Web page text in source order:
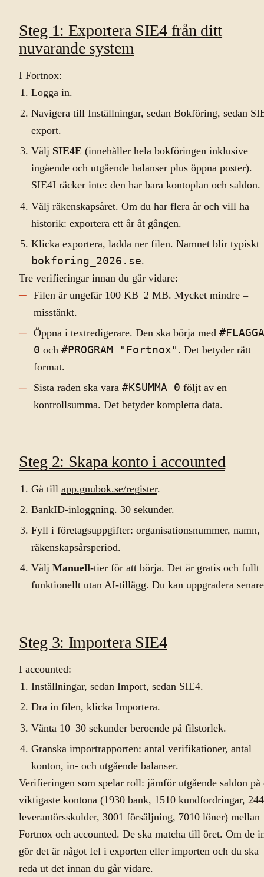
Steg 1: Exportera SIE4 från ditt
nuvarande system
I Fortnox:
Logga in.
Navigera till Inställningar, sedan Bokföring, sedan
export.
Välj SIE4E (innehåller hela bokföringen inklusive
ingående och utgående balanser plus öppna poster).
SIE4I räcker inte: den har bara kontoplan och saldon.
Välj räkenskapsåret. Om du har flera år och vill ha
historik: exportera ett år åt gången.
Klicka exportera, ladda ner filen. Namnet blir typiskt
bokforing_2026.se.
Tre verifieringar innan du går vidare:
Filen är ungefär 100 KB–2 MB. Mycket mindre =
misstänkt.
Öppna i textredigerare. Den ska börja med #FLAGGA
0 och #PROGRAM "Fortnox" . Det betyder rätt
format.
Sista raden ska vara #KSUMMA 0 följt av en
kontrollsumma. Det betyder kompletta data.
Steg 2: Skapa konto i accounted
Gå till app.gnubok.se/register.
BankID-inloggning. 30 sekunder.
Fyll i företagsuppgifter: organisationsnummer, namn,
räkenskapsårsperiod.
Välj Manuell-tier för att börja. Det är gratis och fullt
funktionellt utan AI-tillägg. Du kan uppgradera
Steg 3: Importera SIE4
I accounted:
Inställningar, sedan Import, sedan SIE4.
Dra in filen, klicka Importera.
Vänta 10–30 sekunder beroende på filstorlek.
Granska importrapporten: antal verifikationer, antal
konton, in- och utgående balanser.
Verifieringen som spelar roll: jämför utgående saldon på
viktigaste kontona (1930 bank, 1510 kundfordringar,
leverantörsskulder, 3001 försäljning, 7010 löner) mellan
Fortnox och accounted. De ska matcha till öret. Om de
gör det är något fel i exporten eller importen och du ska
reda ut det innan du går vidare.